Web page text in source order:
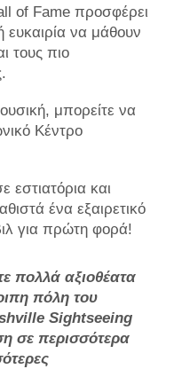
of Fame προσφέρει
ευκαιρία να μάθουν
τους πιο
μπορείτε να
Κέντρο
εστιατόρια και
ένα εξαιρετικό
για πρώτη φορά!
πολλά αξιοθέατα
πόλη του
Sightseeing
σε περισσότερα